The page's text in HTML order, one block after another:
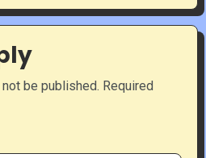
be published. Required